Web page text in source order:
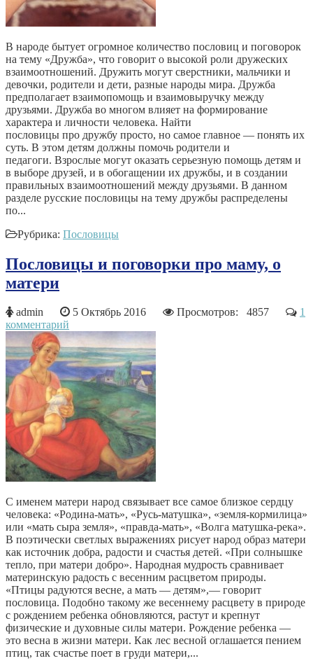
В народе бытует огромное количество пословиц и поговорок
на тему «Дружба», что говорит о высокой роли дружеских
взаимоотношений. Дружить могут сверстники, мальчики и
девочки, родители и дети, разные народы мира. Дружба
предполагает взаимопомощь и взаимовыручку между
друзьями. Дружба во многом влияет на формирование
характера и личности человека. Найти
пословицы про дружбу просто, но самое главное — понять их
суть. В этом детям должны помочь родители и
педагоги. Взрослые могут оказать серьезную помощь детям и
в выборе друзей, и в обогащении их дружбы, и в создании
правильных взаимоотношений между друзьями. В данном
разделе русские пословицы на тему дружбы распределены
по...
Рубрика: Пословицы
Пословицы и поговорки про маму, о
матери
admin 5 Октябрь 2016 Просмотров: 4857
1
комментарий
С именем матери народ связывает все самое близкое сердцу
человека: «Родина-мать», «Русь-матушка», «земля-кормилица»
или «мать сыра земля», «правда-мать», «Волга матушка-река».
В поэтически светлых выражениях рисует народ образ матери
как источник добра, радости и счастья детей. «При солнышке
тепло, при матери добро». Народная мудрость сравнивает
материнскую радость с весенним расцветом природы.
«Птицы радуются весне, а мать — детям»,— говорит
пословица. Подобно такому же весеннему расцвету в природе
с рождением ребенка обновляются, растут и крепнут
физические и духовные силы матери. Рождение ребенка —
это весна в жизни матери. Как лес весной оглашается пением
птиц, так счастье поет в груди матери,...